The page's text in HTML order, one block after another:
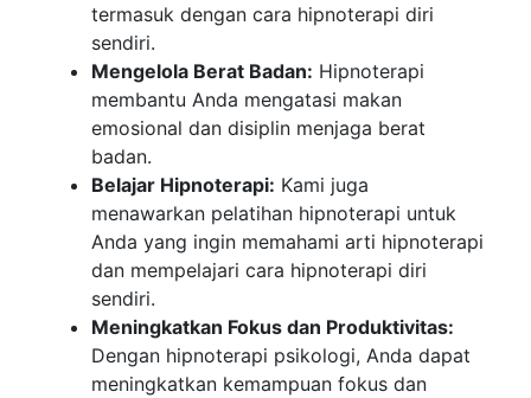
termasuk dengan cara hipnoterapi diri
sendiri.
Mengelola Berat Badan: Hipnoterapi
membantu Anda mengatasi makan
emosional dan disiplin menjaga berat
badan.
Belajar Hipnoterapi: Kami juga
menawarkan pelatihan hipnoterapi untuk
Anda yang ingin memahami arti hipnoterapi
dan mempelajari cara hipnoterapi diri
sendiri.
Meningkatkan Fokus dan Produktivitas:
Dengan hipnoterapi psikologi, Anda dapat
meningkatkan kemampuan fokus dan